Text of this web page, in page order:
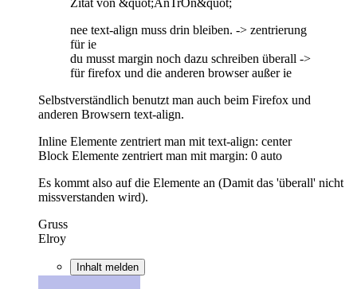
nee text-align muss drin bleiben. -> zentrierung
für ie
du musst margin noch dazu schreiben überall ->
für firefox und die anderen browser außer ie
Selbstverständlich benutzt man auch beim Firefox und
anderen Browsern text-align.
Inline Elemente zentriert man mit text-align: center
Block Elemente zentriert man mit margin: 0 auto
Es kommt also auf die Elemente an (Damit das 'überall' nicht
missverstanden wird).
Gruss
Elroy
Inhalt melden